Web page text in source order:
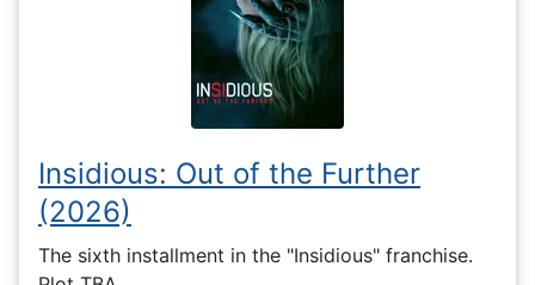
Insidious: Out of the Further
(2026)
The sixth installment in the "Insidious" franchise.